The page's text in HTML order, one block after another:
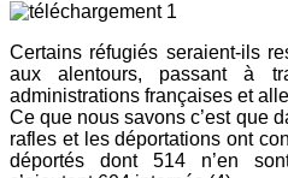
Certains réfugiés seraient-ils
aux alentours, passant à
administrations françaises et
Ce que nous savons c’est que
rafles et les déportations ont
déportés dont 514 n’en